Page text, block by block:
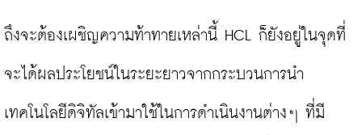
ถึงจะต้องเผชิญความท้าทายเหล่านี้ HCL ก็ยังอยู่ในจุดที่
จะได้ผลประโยชน์ในระยะยาวจากกระบวนการนำ
เทคโนโลยีดิจิทัลเข้ามาใช้ในการดำเนินงานต่างๆ ที่มี